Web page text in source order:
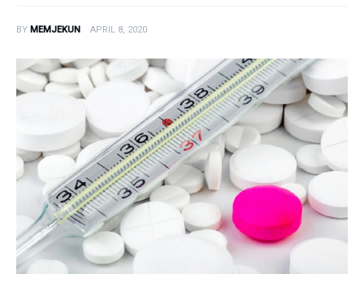
Embriologji
Endokrinologji
Gastroeneterologji
Gjinekologji/ Andrologji
Hematologji
Intervista
Laborator dhe Radiologji
BY MEMJEKUN APRIL 8, 2020